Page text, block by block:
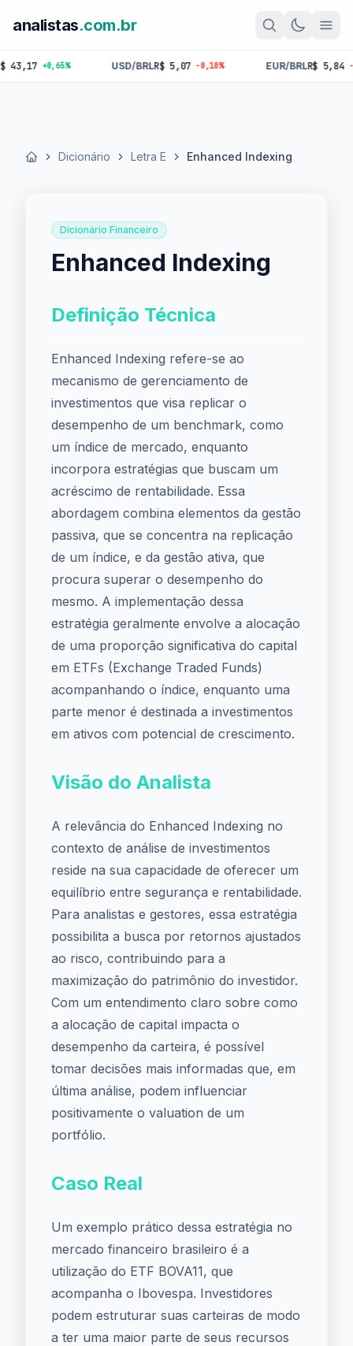
analistas.com.br
+0,65% USD/BRLR$ 5,07 -0,10% EUR/BRLR$ 5,84 -0,18%
Início Dicionário Letra E Enhanced Indexing
Dicionário Financeiro
Enhanced Indexing
Definição Técnica
Enhanced Indexing refere-se ao
mecanismo de gerenciamento de
investimentos que visa replicar o
desempenho de um benchmark, como
um índice de mercado, enquanto
incorpora estratégias que buscam um
acréscimo de rentabilidade. Essa
abordagem combina elementos da gestão
passiva, que se concentra na replicação
de um índice, e da gestão ativa, que
procura superar o desempenho do
mesmo. A implementação dessa
estratégia geralmente envolve a alocação
de uma proporção significativa do capital
em ETFs (Exchange Traded Funds)
acompanhando o índice, enquanto uma
parte menor é destinada a investimentos
em ativos com potencial de crescimento.
Visão do Analista
A relevância do Enhanced Indexing no
contexto de análise de investimentos
reside na sua capacidade de oferecer um
equilíbrio entre segurança e rentabilidade.
Para analistas e gestores, essa estratégia
possibilita a busca por retornos ajustados
ao risco, contribuindo para a
maximização do patrimônio do investidor.
Com um entendimento claro sobre como
a alocação de capital impacta o
desempenho da carteira, é possível
tomar decisões mais informadas que, em
última análise, podem influenciar
positivamente o valuation de um
portfólio.
Caso Real
Um exemplo prático dessa estratégia no
mercado financeiro brasileiro é a
utilização do ETF BOVA11, que
acompanha o Ibovespa. Investidores
podem estruturar suas carteiras de modo
a ter uma maior parte de seus recursos